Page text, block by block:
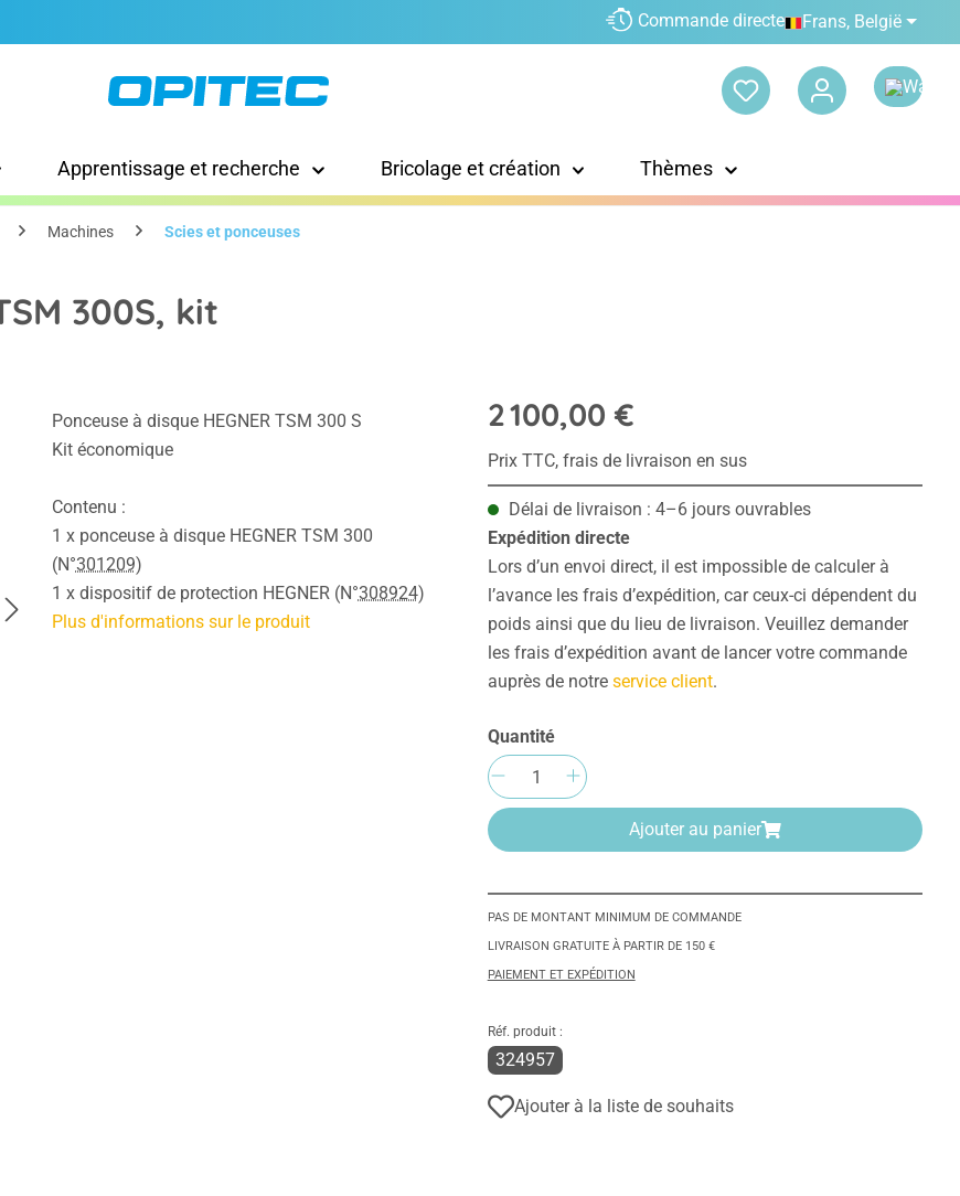
Commande directe Frans, België
Apprentissage et recherche Bricolage et création Thèmes
Machines Scies et ponceuses
300S, kit
Ponceuse à disque HEGNER TSM 300 S
Kit économique
Contenu :
1 x ponceuse à disque HEGNER TSM 300
(N°301209)
1 x dispositif de protection HEGNER (N°308924)
Plus d'informations sur le produit
2 100,00 €
Prix TTC, frais de livraison en sus
Délai de livraison : 4–6 jours ouvrables
Expédition directe
Lors d’un envoi direct, il est impossible de calculer à
l’avance les frais d’expédition, car ceux-ci dépendent du
poids ainsi que du lieu de livraison. Veuillez demander
les frais d’expédition avant de lancer votre commande
auprès de notre service client.
Quantité
Quantité de produit : Entrez la
Ajouter au panier
PAS DE MONTANT MINIMUM DE COMMANDE
LIVRAISON GRATUITE À PARTIR DE 150 €
PAIEMENT ET EXPÉDITION
Réf. produit :
324957
Ajouter à la liste de souhaits